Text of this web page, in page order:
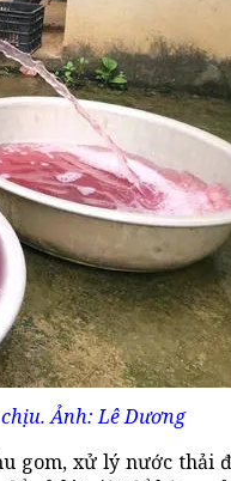
Ảnh: Lê Dương
gom, xử lý nước thải